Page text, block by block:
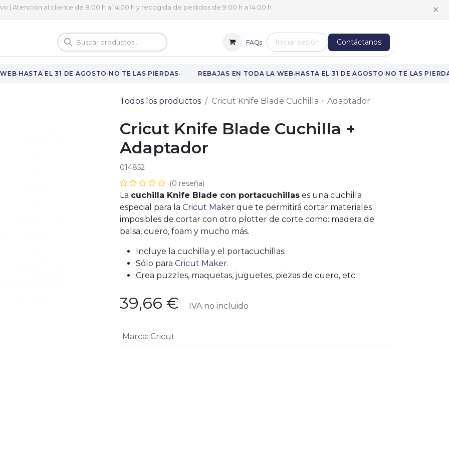
| Atención al cliente de 8:00 h a 14:00 h y recogida de pedidos de 9:00 h a 14:00 h ✕
Vuelta al cole FAQs Iniciar sesión Contáctanos
·HASTA EL 31 DE AGOSTO·NO TE LAS PIERDAS· REBAJAS EN TODA LA WEB·HASTA EL 31 DE AGOSTO·NO TE LAS
Todos los productos Cricut Knife Blade Cuchilla + Adaptador
Cricut Knife Blade Cuchilla +
Adaptador
014852
(0 reseña)
La cuchilla Knife Blade con portacuchillas es una cuchilla
especial para la Cricut Maker que te permitirá cortar materiales
imposibles de cortar con otro plotter de corte como: madera de
balsa, cuero, foam y mucho más.
Incluye la cuchilla y el portacuchillas.
Sólo para Cricut Maker.
Crea puzzles, maquetas, juguetes, piezas de cuero, etc.
39,66 € IVA no incluido
Marca: Cricut